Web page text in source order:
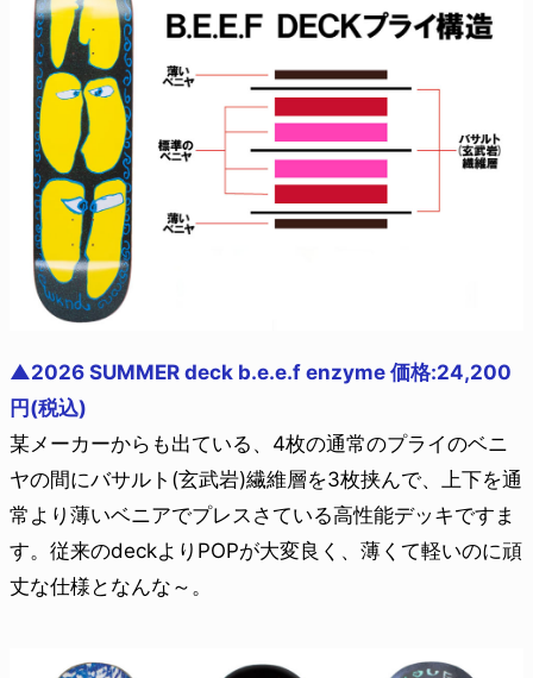
▲2026 SUMMER deck b.e.e.f enzyme 価格:24,200
円(税込)
某メーカーからも出ている、4枚の通常のプライのベニ
ヤの間にバサルト(玄武岩)繊維層を3枚挟んで、上下を通
常より薄いベニアでプレスさている高性能デッキですま
す。従来のdeckよりPOPが大変良く、薄くて軽いのに頑
丈な仕様となんな～。